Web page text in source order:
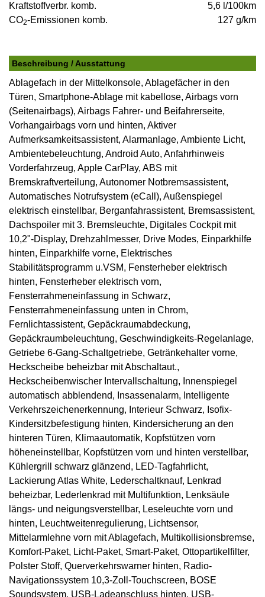
Kraftstoffverbr. komb.
5,6 l/100km
CO2-Emissionen komb. 127 g/km
Beschreibung / Ausstattung
Ablagefach in der Mittelkonsole, Ablagefächer in den
Türen, Smartphone-Ablage mit kabellose, Airbags vorn
(Seitenairbags), Airbags Fahrer- und Beifahrerseite,
Vorhangairbags vorn und hinten, Aktiver
Aufmerksamkeitsassistent, Alarmanlage, Ambiente Licht,
Ambientebeleuchtung, Android Auto, Anfahrhinweis
Vorderfahrzeug, Apple CarPlay, ABS mit
Bremskraftverteilung, Autonomer Notbremsassistent,
Automatisches Notrufsystem (eCall), Außenspiegel
elektrisch einstellbar, Berganfahrassistent, Bremsassistent,
Dachspoiler mit 3. Bremsleuchte, Digitales Cockpit mit
10,2"-Display, Drehzahlmesser, Drive Modes, Einparkhilfe
hinten, Einparkhilfe vorne, Elektrisches
Stabilitätsprogramm u.VSM, Fensterheber elektrisch
hinten, Fensterheber elektrisch vorn,
Fensterrahmeneinfassung in Schwarz,
Fensterrahmeneinfassung unten in Chrom,
Fernlichtassistent, Gepäckraumabdeckung,
Gepäckraumbeleuchtung, Geschwindigkeits-Regelanlage,
Getriebe 6-Gang-Schaltgetriebe, Getränkehalter vorne,
Heckscheibe beheizbar mit Abschaltaut.,
Heckscheibenwischer Intervallschaltung, Innenspiegel
automatisch abblendend, Insassenalarm, Intelligente
Verkehrszeichenerkennung, Interieur Schwarz, Isofix-
Kindersitzbefestigung hinten, Kindersicherung an den
hinteren Türen, Klimaautomatik, Kopfstützen vorn
höheneinstellbar, Kopfstützen vorn und hinten verstellbar,
Kühlergrill schwarz glänzend, LED-Tagfahrlicht,
Lackierung Atlas White, Lederschaltknauf, Lenkrad
beheizbar, Lederlenkrad mit Multifunktion, Lenksäule
längs- und neigungsverstellbar, Leseleuchte vorn und
hinten, Leuchtweitenregulierung, Lichtsensor,
Mittelarmlehne vorn mit Ablagefach, Multikollisionsbremse,
Komfort-Paket, Licht-Paket, Smart-Paket, Ottopartikelfilter,
Polster Stoff, Querverkehrswarner hinten, Radio-
Navigationssystem 10,3-Zoll-Touchscreen, BOSE
Soundsystem, USB-Ladeanschluss hinten, USB-